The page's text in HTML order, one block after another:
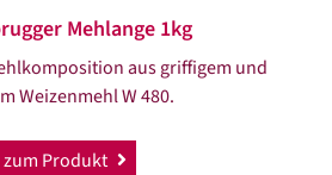
Mehlange 1kg
aus griffigem und
Weizenmehl W 480.
zum Produkt